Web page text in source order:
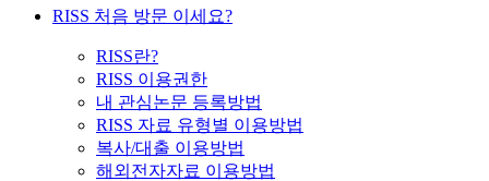
RISS 처음 방문 이세요?
RISS란?
RISS 이용권한
내 관심논문 등록방법
RISS 자료 유형별 이용방법
복사/대출 이용방법
해외전자자료 이용방법